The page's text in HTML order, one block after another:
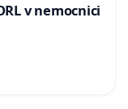
v nemocnici